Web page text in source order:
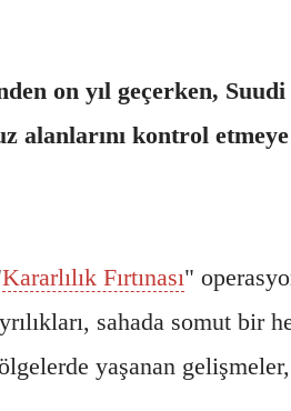
on yıl geçerken,
kontrol
Kararlılık Fırtınası"
sahada somut bir
yaşanan